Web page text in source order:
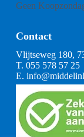
Geen
Contact
Vlijtseweg 180,
T. 055 578 57 25
E.